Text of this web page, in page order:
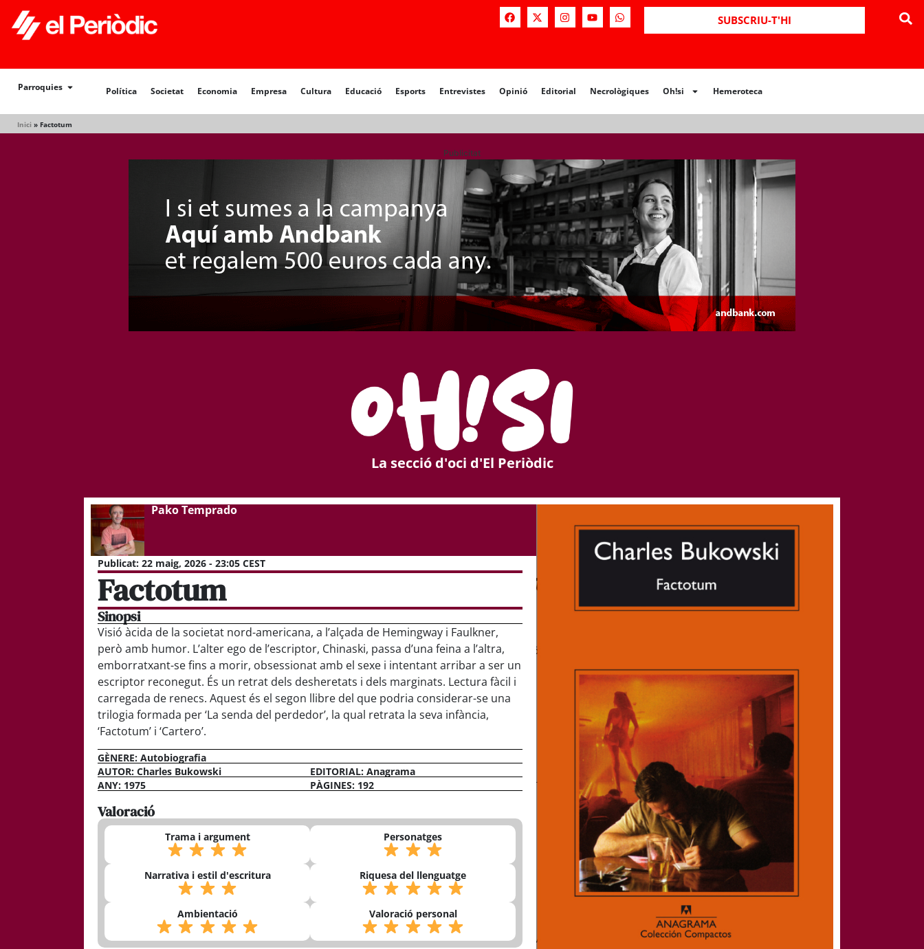
SUBSCRIU-T'HI
Parroquies Política Societat Economia Empresa Cultura Educació Esports Entrevistes Opinió Editorial Necrològiques Oh!si Hemeroteca
Inici » Factotum
Política Societat Opinió Editorial Necrològiques Hemeroteca
Publicitat
La secció d'oci d'El Periòdic
Pako Temprado
Publicat: 22 maig, 2026 - 23:05 CEST
Factotum
Sinopsi
Visió àcida de la societat nord-americana, a l’alçada de Hemingway i Faulkner,
però amb humor. L’alter ego de l’escriptor, Chinaski, passa d’una feina a l’altra,
emborratxant-se fins a morir, obsessionat amb el sexe i intentant arribar a ser un
escriptor reconegut. És un retrat dels desheretats i dels marginats. Lectura fàcil i
carregada de renecs. Aquest és el segon llibre del que podria considerar-se una
trilogia formada per ‘La senda del perdedor’, la qual retrata la seva infància,
‘Factotum’ i ‘Cartero’.
GÈNERE: Autobiografia
AUTOR: Charles Bukowski
EDITORIAL: Anagrama
ANY: 1975
PÀGINES: 192
Valoració
Trama i argument Personatges
Narrativa i estil d'escritura Riquesa del llenguatge
Ambientació Valoració personal